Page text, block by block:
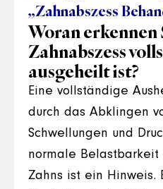
„Zahnabszess
Woran erkennen
Zahnabszess
ausgeheilt ist?
Eine vollständige
durch das Abklingen
Schwellungen und
normale
Zahns ist ein Hinweis.